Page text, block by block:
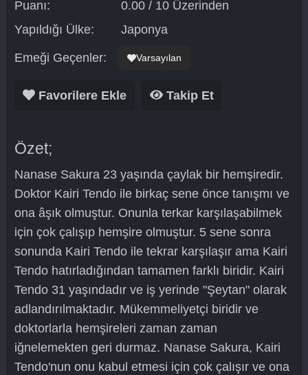
Puanı:
0.00 / 10 Üzerinden
Yapıldığı Ülke:
Japonya
Emeği Geçenler: Varsayılan
Favorilere Ekle Takip Et
Özet;
Nanase Sakura 23 yaşında çaylak bir hemşiredir.
Doktor Kairi Tendo ile birkaç sene önce tanışmı ve
ona âşık olmuştur. Onunla terkar karşılaşabilmek
için çok çalışıp hemşire olmuştur. 5 sene sonra
sonunda Kairi Tendo ile tekrar karşılaşır ama Kairi
Tendo hatırladığından tamamen farklı biridir. Kairi
Tendo 31 yaşındadır ve iş yerinde "Şeytan" olarak
adlandırılmaktadır. Mükemmeliyetçi biridir ve
doktorlarla hemşireleri zaman zaman
iğnelemekten geri durmaz. Nanase Sakura, Kairi
Tendo'nun onu kabul etmesi için çok çalışır ve ona